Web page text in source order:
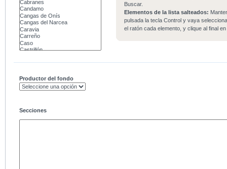
Buscar.
Elementos de la lista salteados:
pulsada la tecla Control y vaya
el ratón cada elemento, y clique al final
Productor del fondo
Secciones